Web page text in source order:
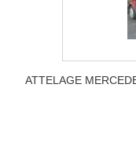
ATTELAGE